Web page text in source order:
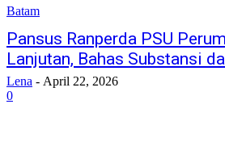
Batam
Pansus Ranperda PSU
Lanjutan, Bahas Substansi
Lena - April 22, 2026
0